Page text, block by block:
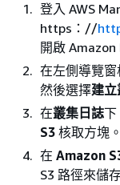
登入 AWS
https：//
開啟 Amazon
在左側導覽窗
然後選擇建
在叢集日誌下
S3 核取方塊。
在 Amazon
S3 路徑來儲